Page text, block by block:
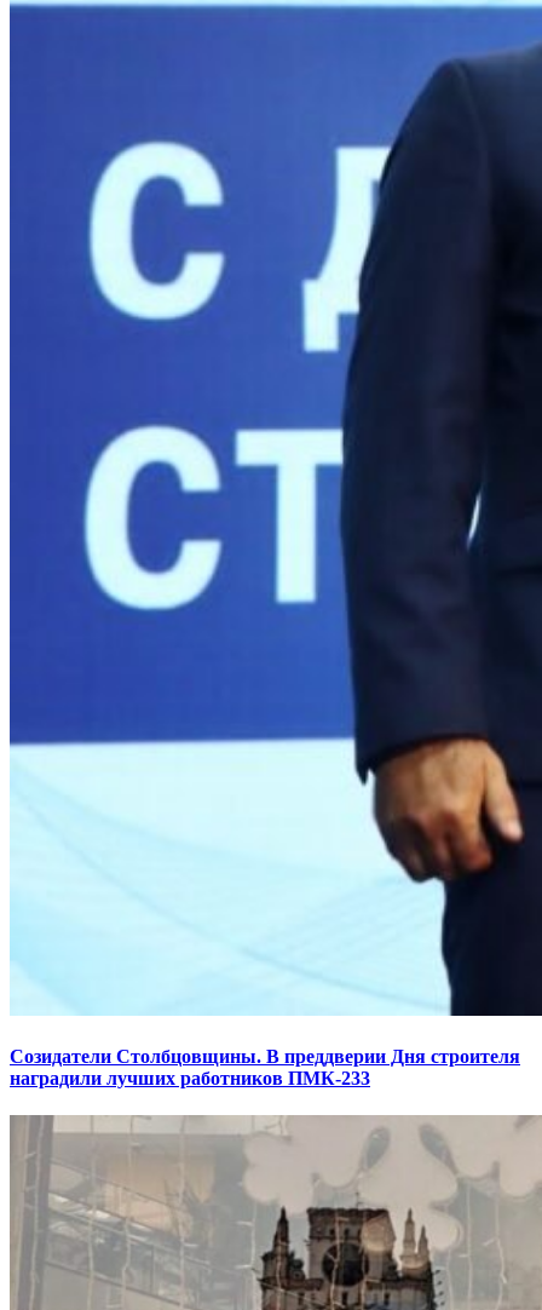
Созидатели Столбцовщины. В преддверии Дня строителя
наградили лучших работников ПМК-233